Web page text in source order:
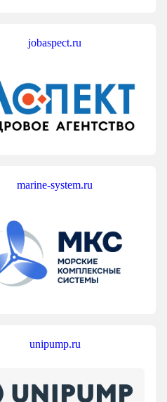
jobaspect.ru
marine-system.ru
unipump.ru